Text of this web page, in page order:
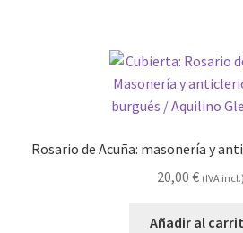
Rosario de Acuña: masonería y
20,00 € (IVA incl.)
Añadir al